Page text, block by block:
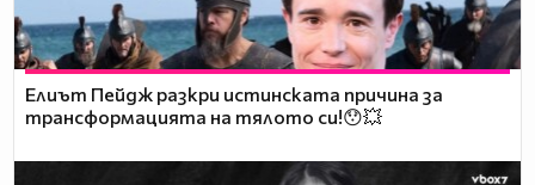
Елиът Пейдж разкри истинската причина за
трансформацията на тялото си!😯💥